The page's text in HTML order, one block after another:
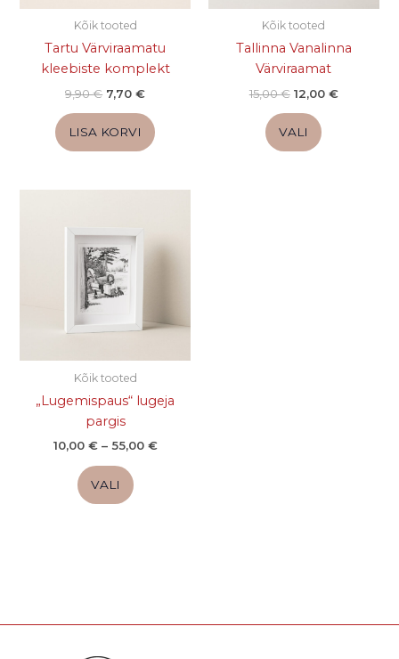
Kõik tooted
Tartu Värviraamatu
kleebiste komplekt
9,90€ 7,70€
LISA KORVI
Kõik tooted
Tallinna Vanalinna
Värviraamat
15,00€ 12,00 €
VALI
tootelehel.
Kõik tooted
„Lugemispaus“ lugeja
pargis
10,00 € – 55,00 €
VALI
on
saab
tootelehel.